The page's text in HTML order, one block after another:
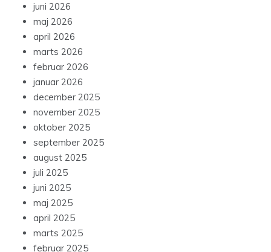
juni 2026
maj 2026
april 2026
marts 2026
februar 2026
januar 2026
december 2025
november 2025
oktober 2025
september 2025
august 2025
juli 2025
juni 2025
maj 2025
april 2025
marts 2025
februar 2025